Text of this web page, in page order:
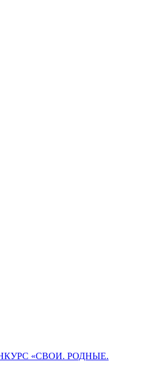
«СВОИ. РОДНЫЕ.